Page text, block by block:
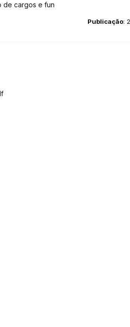
de cargos e fun
Publicação: